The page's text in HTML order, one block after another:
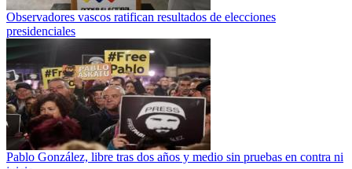
Observadores vascos ratifican resultados de elecciones
presidenciales
Pablo González, libre tras dos años y medio sin pruebas en contra ni